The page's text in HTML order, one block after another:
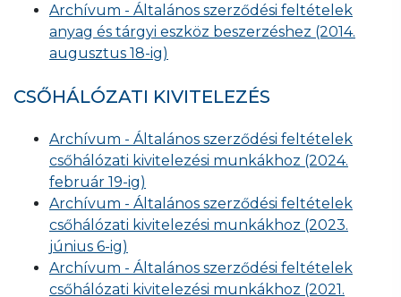
Archívum - Általános szerződési feltételek
anyag és tárgyi eszköz beszerzéshez (2014.
augusztus 18-ig)
CSŐHÁLÓZATI KIVITELEZÉS
Archívum - Általános szerződési feltételek
csőhálózati kivitelezési munkákhoz (2024.
február 19-ig)
Archívum - Általános szerződési feltételek
csőhálózati kivitelezési munkákhoz (2023.
június 6-ig)
Archívum - Általános szerződési feltételek
csőhálózati kivitelezési munkákhoz (2021.